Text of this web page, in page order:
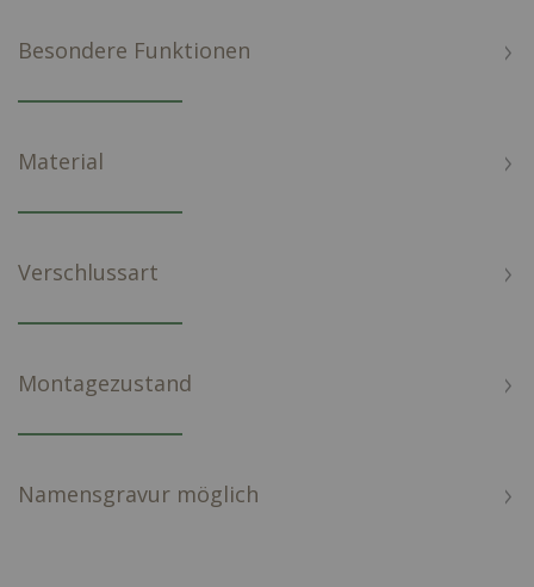
Besondere Funktionen
Material
Verschlussart
Montagezustand
Namensgravur möglich